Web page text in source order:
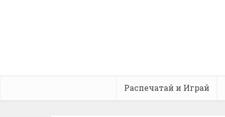
Распечатай и Играй